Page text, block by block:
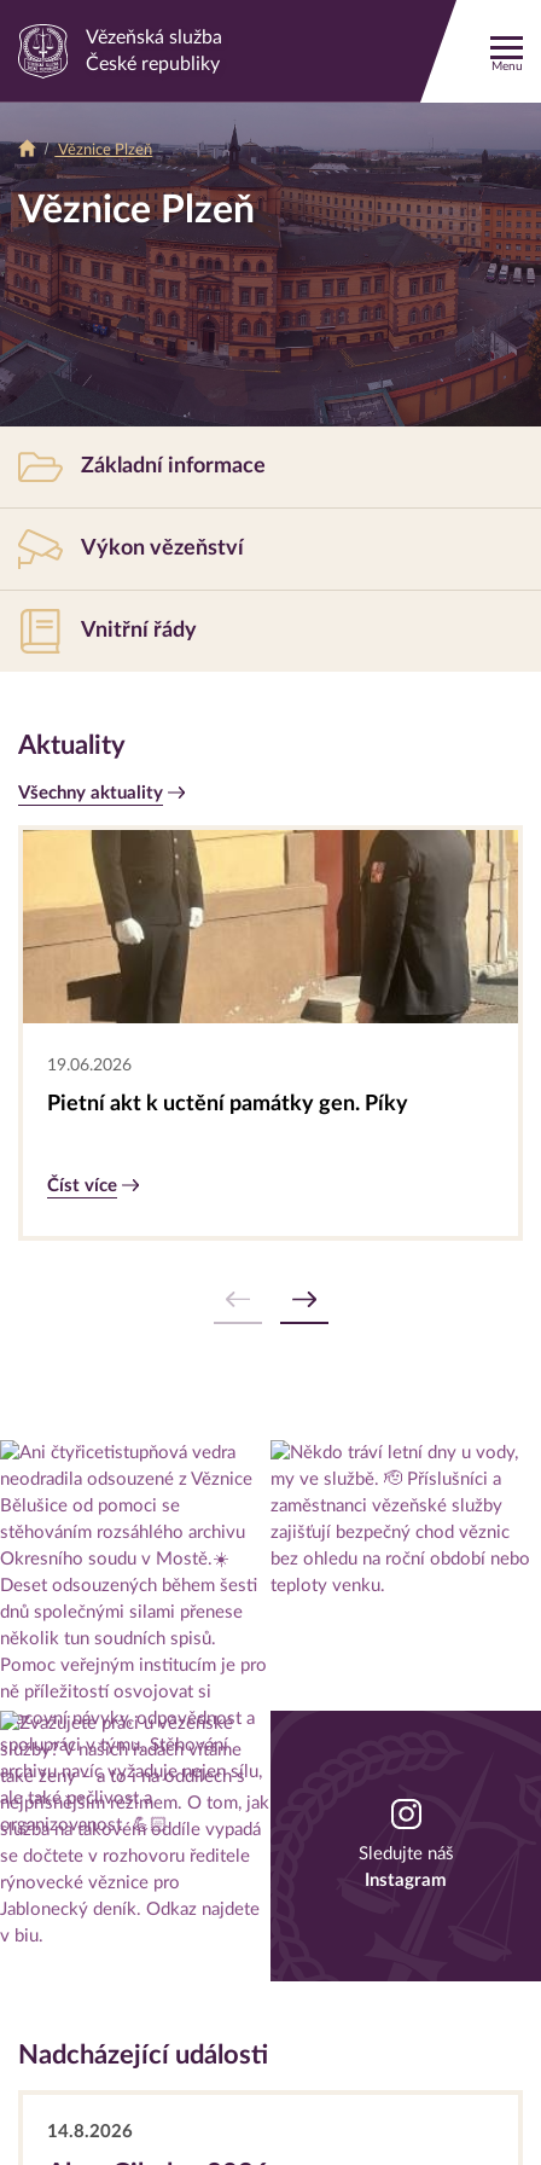
Odkaz
stránku
Vězeňská služba
České republiky
Menu
Věznice
Plzeň
Drobečková
navigace
Věznice Plzeň
Věznice Plzeň
navigaceZákladní informace
Výkon vězeňství
Vnitřní řády
Aktuality
Všechny aktuality
19.06.2026
Pietní akt k uctění památky gen. Píky
Číst více
Sledujte náš
Instagram
Nadcházející události
14.8.2026